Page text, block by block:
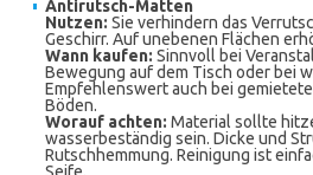
Antirutsch-Matten
Nutzen: Sie verhindern das
Geschirr. Auf unebenen Flächen
Wann kaufen: Sinnvoll bei
Bewegung auf dem Tisch oder bei
Empfehlenswert auch bei
Böden.
Worauf achten: Material sollte
wasserbeständig sein. Dicke und
Rutschhemmung. Reinigung ist